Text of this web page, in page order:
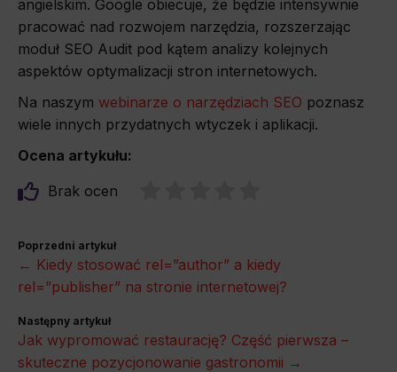
angielskim. Google obiecuje, że będzie intensywnie
pracować nad rozwojem narzędzia, rozszerzając
moduł SEO Audit pod kątem analizy kolejnych
aspektów optymalizacji stron internetowych.
Na naszym webinarze o narzędziach SEO poznasz
wiele innych przydatnych wtyczek i aplikacji.
Ocena artykułu:
Brak ocen
Poprzedni artykuł
← Kiedy stosować rel=”author” a kiedy
rel=”publisher” na stronie internetowej?
Następny artykuł
Jak wypromować restaurację? Część pierwsza –
skuteczne pozycjonowanie gastronomii →